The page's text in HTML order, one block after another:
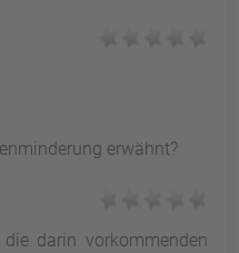
erwähnt?
darin vorkommenden